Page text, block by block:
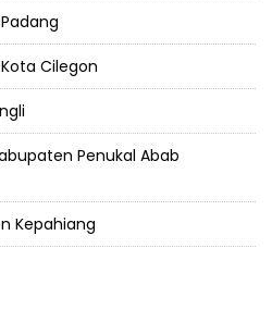
Cilegon
Penukal Abab
Kepahiang